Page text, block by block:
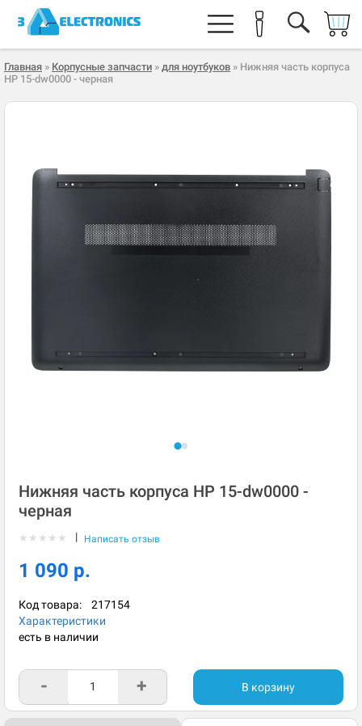
Главная » Корпусные запчасти » для ноутбуков » Нижняя часть корпуса
HP 15-dw0000 - черная
Нижняя часть корпуса HP 15-dw0000 -
черная
★ ★ ★ ★ ★ | Написать отзыв
1 090 р.
Код товара: 217154
Характеристики
есть в наличии
- + В корзину